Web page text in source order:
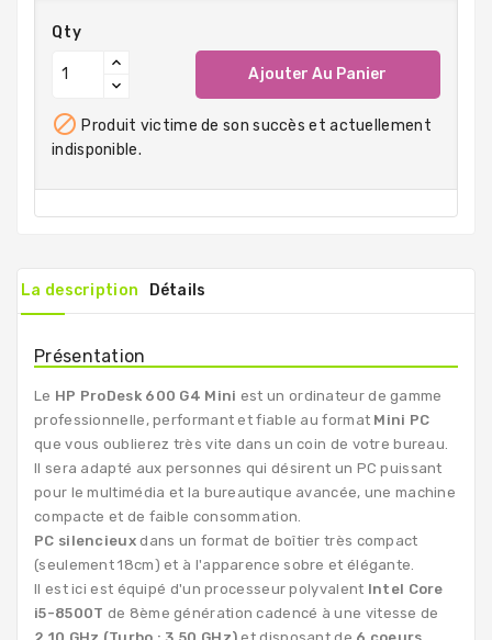
Qty
Ajouter Au Panier
 Produit victime de son succès et actuellement
indisponible.
La description Détails
Présentation
Le HP ProDesk 600 G4 Mini est un ordinateur de gamme
professionnelle, performant et fiable au format Mini PC
que vous oublierez très vite dans un coin de votre bureau.
Il sera adapté aux personnes qui désirent un PC puissant
pour le multimédia et la bureautique avancée, une machine
compacte et de faible consommation.
PC silencieuxdans un format de boîtier très compact
(seulement 18cm) et à l'apparence sobre et élégante.
Il est ici est équipé d'un processeur polyvalent Intel Core
i5-8500T de 8ème génération cadencé à une vitesse de